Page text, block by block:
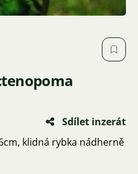
Sdílet inzerát
klidná rybka nádherně